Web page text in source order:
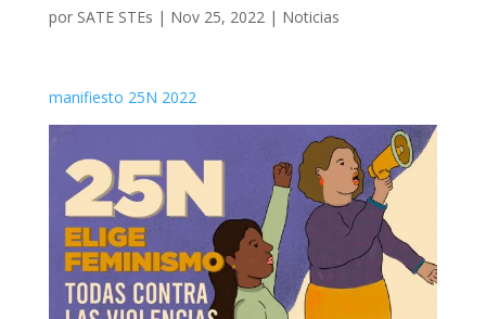
por SATE STEs | Nov 25, 2022| Noticias
manifiesto 25N 2022